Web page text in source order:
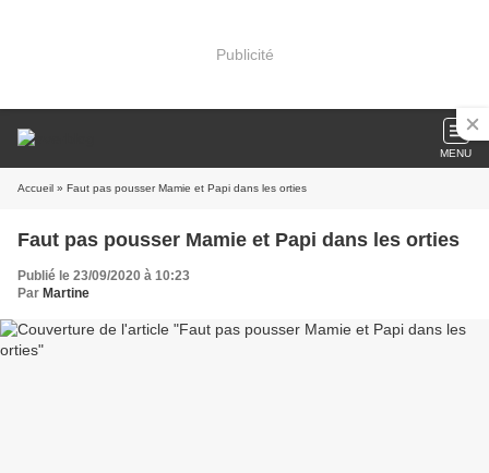
Publicité
MENU
Accueil » Faut pas pousser Mamie et Papi dans les orties
Faut pas pousser Mamie et Papi dans les orties
Publié le 23/09/2020 à 10:23
Par Martine